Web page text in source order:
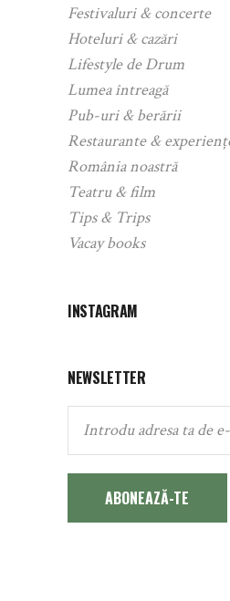
Festivaluri & concerte
Hoteluri & cazări
Lifestyle de Drum
Lumea întreagă
Pub-uri & berării
Restaurante &
România noastră
Teatru & film
Tips & Trips
Vacay books
INSTAGRAM
NEWSLETTER
ABONEAZĂ-TE